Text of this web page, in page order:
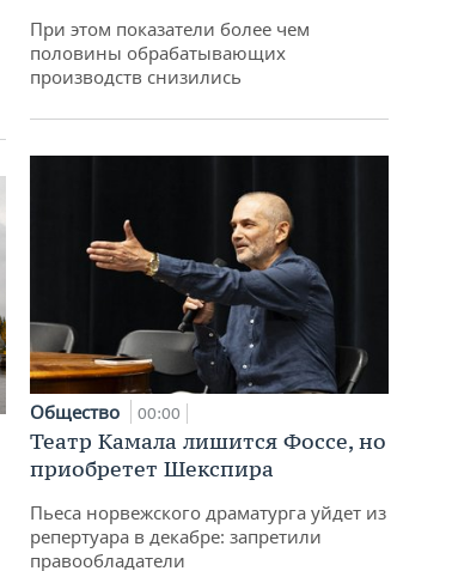
При этом показатели более чем
половины обрабатывающих
производств снизились
Общество 00:00
Театр Камала лишится Фоссе, но
приобретет Шекспира
Пьеса норвежского драматурга уйдет из
репертуара в декабре: запретили
правообладатели